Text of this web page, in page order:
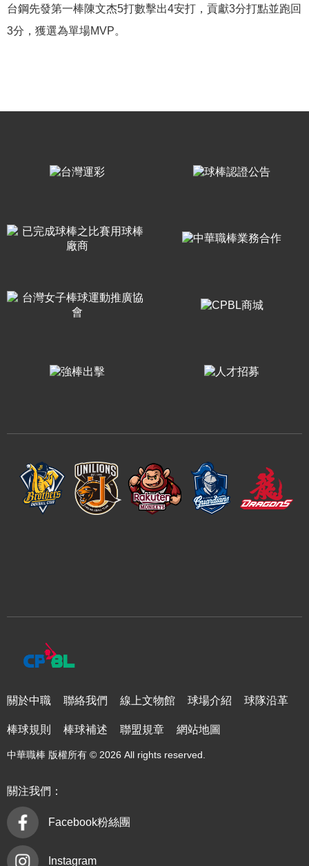
台鋼先發第一棒陳文杰5打數擊出4安打，貢獻3分打點並跑回
3分，獲選為單場MVP。
關於中職 聯絡我們 線上文物館 球場介紹 球隊沿革
棒球規則 棒球補述 聯盟規章 網站地圖
中華職棒 版權所有 © 2026 All rights reserved.
關注我們：
Facebook粉絲團
Instagram